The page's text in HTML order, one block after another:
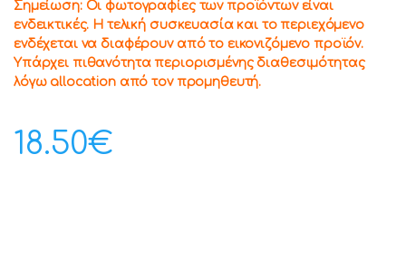
Σημείωση: Οι φωτογραφίες των προϊόντων είναι
ενδεικτικές. Η τελική συσκευασία και το περιεχόμενο
ενδέχεται να διαφέρουν από το εικονιζόμενο προϊόν.
Υπάρχει πιθανότητα περιορισμένης διαθεσιμότητας
λόγω allocation από τον προμηθευτή.
18.50€